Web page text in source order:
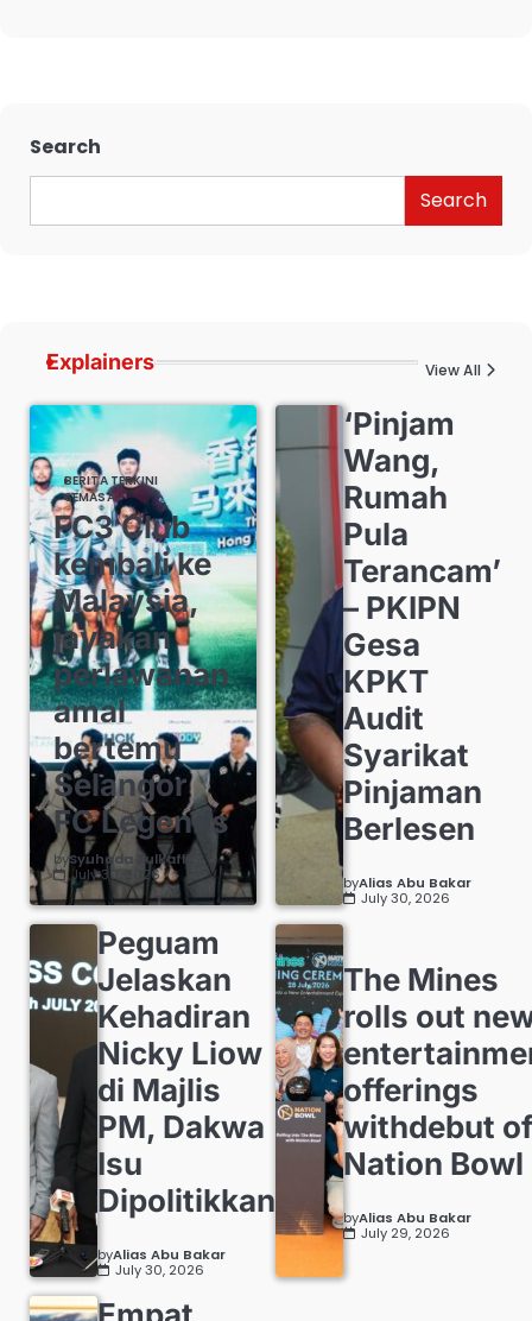
Search
Search
Explainers View All
BERITA TERKINI
SEMASA
FC3 Club
kembali ke
Malaysia,
jayakan
perlawanan
amal
bertemu
Selangor
FC Legends
bySyuhada Zulkafli
July 30, 2026
‘Pinjam
Wang,
Rumah
Pula
Terancam’
– PKIPN
Gesa
KPKT
Audit
Syarikat
Pinjaman
Berlesen
byAlias Abu Bakar
July 30, 2026
Peguam
Jelaskan
Kehadiran
Nicky Liow
di Majlis
PM, Dakwa
Isu
Dipolitikkan
byAlias Abu Bakar
July 30, 2026
The Mines
rolls out
offerings
withdebut
Nation Bowl
byAlias Abu Bakar
July 29, 2026